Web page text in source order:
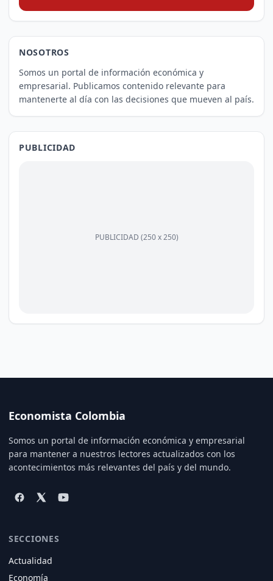
NOSOTROS
Somos un portal de información económica y
empresarial. Publicamos contenido relevante para
mantenerte al día con las decisiones que mueven al país.
PUBLICIDAD
PUBLICIDAD (250 x 250)
Economista Colombia
Somos un portal de información económica y empresarial
para mantener a nuestros lectores actualizados con los
acontecimientos más relevantes del país y del mundo.
SECCIONES
Actualidad
Economía